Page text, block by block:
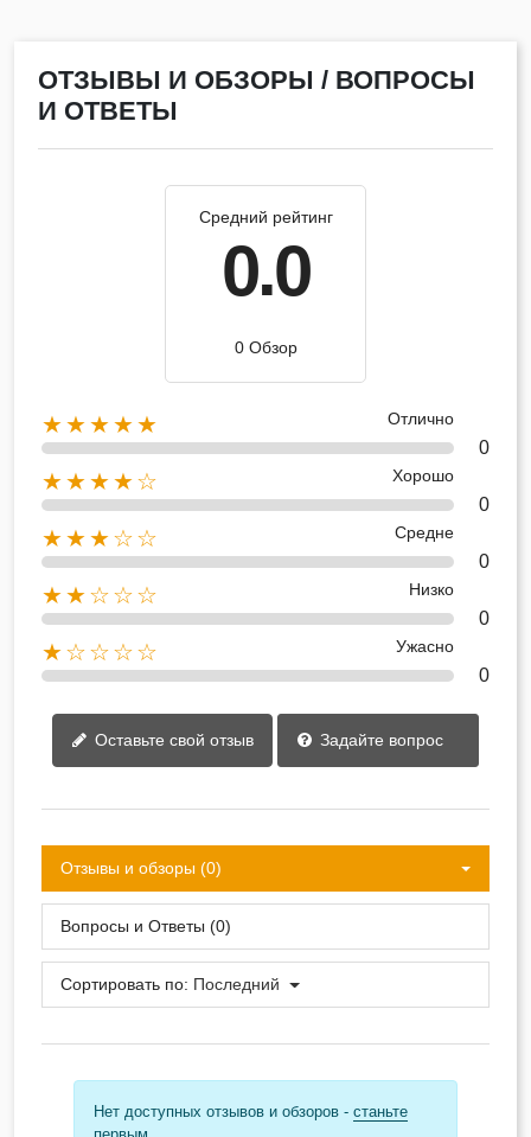
ОТЗЫВЫ И ОБЗОРЫ / ВОПРОСЫ
И ОТВЕТЫ
Средний рейтинг
0.0
0 Обзор
★★★★★ Отлично
0
★★★★☆ Хорошо
0
★★★☆☆ Средне
0
★★☆☆☆ Низко
0
★☆☆☆☆ Ужасно
0
Оставьте свой отзыв Задайте вопрос
Отзывы и обзоры (0)
Вопросы и Ответы (0)
Сортировать по: Последний
Нет доступных отзывов и обзоров - станьте